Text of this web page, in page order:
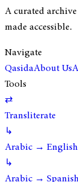
A curated
made accessible.
Navigate
QasidaAbout Us
Tools
⇄
Transliterate
↳
Arabic →
↳
Arabic →